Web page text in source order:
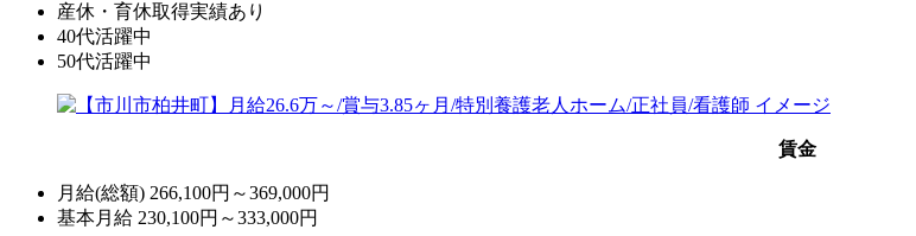
産休・育休取得実績あり
40代活躍中
50代活躍中
賃金
月給(総額) 266,100円～369,000円
基本月給 230,100円～333,000円